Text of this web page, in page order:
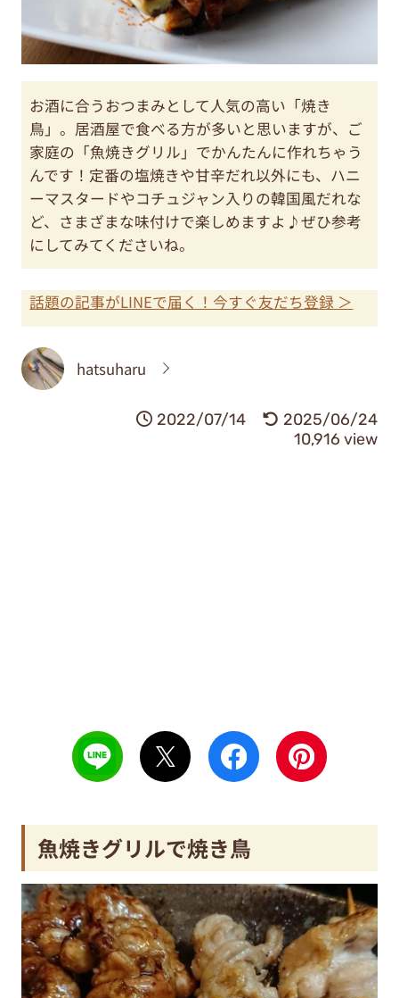
お酒に合うおつまみとして人気の高い「焼き
鳥」。居酒屋で食べる方が多いと思いますが、ご
家庭の「魚焼きグリル」でかんたんに作れちゃう
んです！定番の塩焼きや甘辛だれ以外にも、ハニ
ーマスタードやコチュジャン入りの韓国風だれな
ど、さまざまな味付けで楽しめますよ♪ぜひ参考
にしてみてくださいね。
話題の記事がLINEで届く！今すぐ友だち登録 ＞
hatsuharu
2022/07/14
2025/06/24
10,916 view
魚焼きグリルで焼き鳥